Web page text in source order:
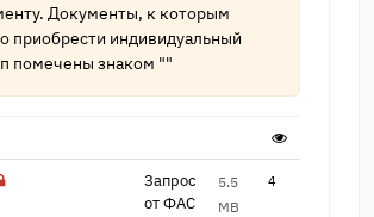
Документы, к которым
приобрести индивидуальный
помечены знаком ""
Запрос
от ФАС
5.5
MB
4